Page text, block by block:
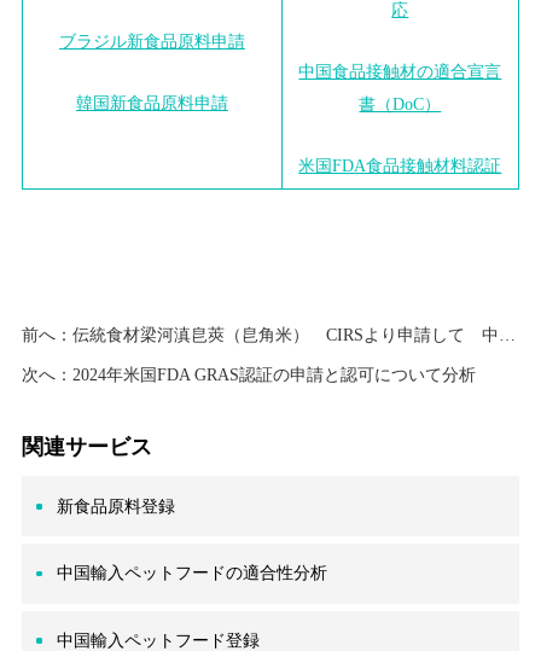
ブラジル新食品原料申請
韓国新食品原料申請
応
中国食品接触材の適合宣言
書（DoC）
米国FDA食品接触材料認証
前へ： 伝統食材梁河滇皀莢（皀角米） CIRSより申請して 中国HNCに地方特色食品として認定
次へ： 2024年米国FDA GRAS認証の申請と認可について分析
関連サービス
新食品原料登録
中国輸入ペットフードの適合性分析
中国輸入ペットフード登録